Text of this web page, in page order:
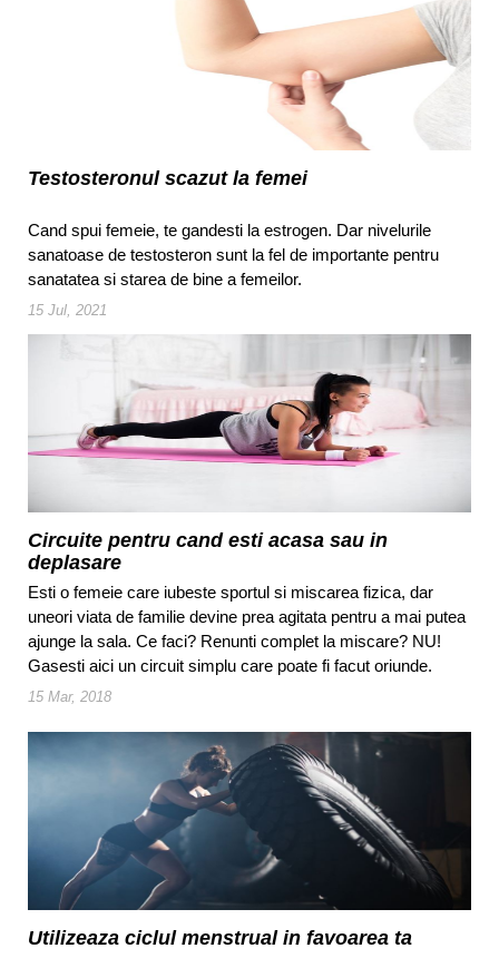
Testosteronul scazut la femei
Cand spui femeie, te gandesti la estrogen. Dar nivelurile
sanatoase de testosteron sunt la fel de importante pentru
sanatatea si starea de bine a femeilor.
15 Jul, 2021
Circuite pentru cand esti acasa sau in
deplasare
Esti o femeie care iubeste sportul si miscarea fizica, dar
uneori viata de familie devine prea agitata pentru a mai putea
ajunge la sala. Ce faci? Renunti complet la miscare? NU!
Gasesti aici un circuit simplu care poate fi facut oriunde.
15 Mar, 2018
Utilizeaza ciclul menstrual in favoarea ta